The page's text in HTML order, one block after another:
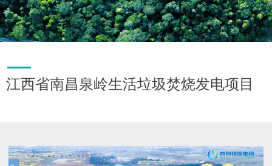
江西省南昌泉岭生活垃圾焚烧发电项目